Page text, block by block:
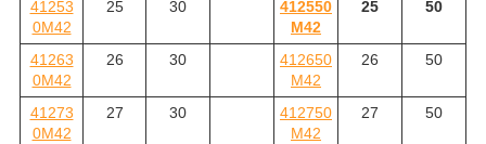
41253
0M42
25 30
412550
M42
25 50
41263
0M42
26 30
412650
M42
26 50
41273
0M42
27 30
412750
M42
27 50